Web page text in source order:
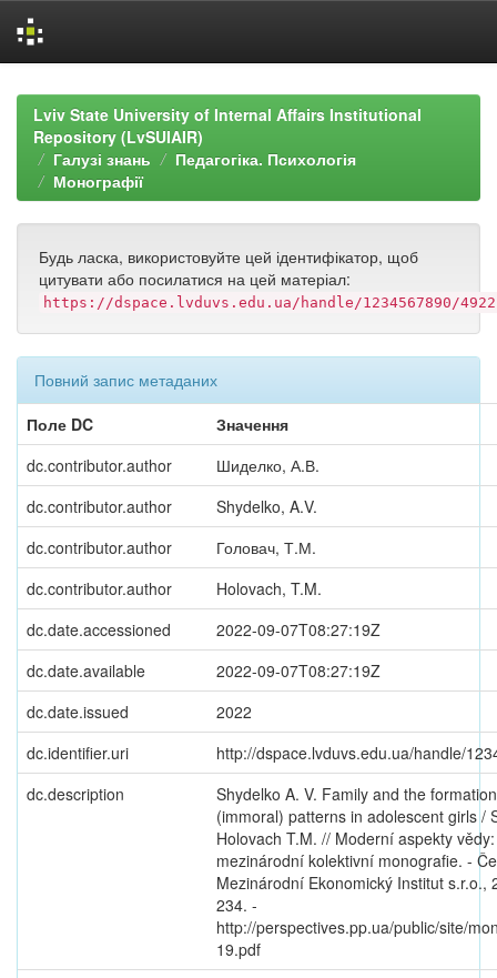
navigationLviv State University of Internal Affairs Institutional
Repository (LvSUIAIR)
Галузі знань
Педагогіка. Психологія
Монографії
Будь ласка, використовуйте цей ідентифікатор, щоб
цитувати або посилатися на цей матеріал:
https://dspace.lvduvs.edu.ua/handle/1234567890/4922
Повний запис метаданих
Поле DC
Значення
dc.contributor.author
Шиделко, А.В.
dc.contributor.author
Shydelko, A.V.
dc.contributor.author
Головач, Т.М.
dc.contributor.author
Holovach, T.M.
dc.date.accessioned
2022-09-07T08:27:19Z
dc.date.available
2022-09-07T08:27:19Z
dc.date.issued
2022
dc.identifier.uri
http://dspace.lvduvs.edu.ua/handle/
dc.description
Shydelko A. V. Family and the
(immoral) patterns in adolescent girls /
Holovach T.M. // Moderní aspekty
mezinárodní kolektivní monografie. -
Mezinárodní Ekonomický Institut s.r.o.,
234. -
http://perspectives.pp.ua/public/site/
19.pdf